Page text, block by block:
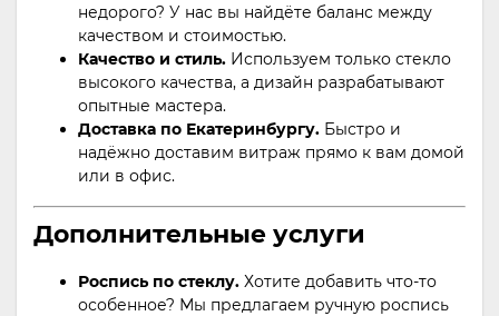
недорого? У нас вы найдёте баланс между
качеством и стоимостью.
Качество и стиль. Используем только стекло
высокого качества, а дизайн разрабатывают
опытные мастера.
Доставка по Екатеринбургу. Быстро и
надёжно доставим витраж прямо к вам домой
или в офис.
Дополнительные услуги
Роспись по стеклу. Хотите добавить что-то
особенное? Мы предлагаем ручную роспись